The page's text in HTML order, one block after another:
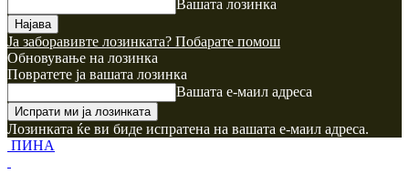
Вашата лозинка
Ја заборавивте лозинката? Побарате помош
Обновување на лозинка
Повратете ја вашата лозинка
Вашата е-маил адреса
Лозинката ќе ви биде испратена на вашата е-маил адреса.
ПИНА